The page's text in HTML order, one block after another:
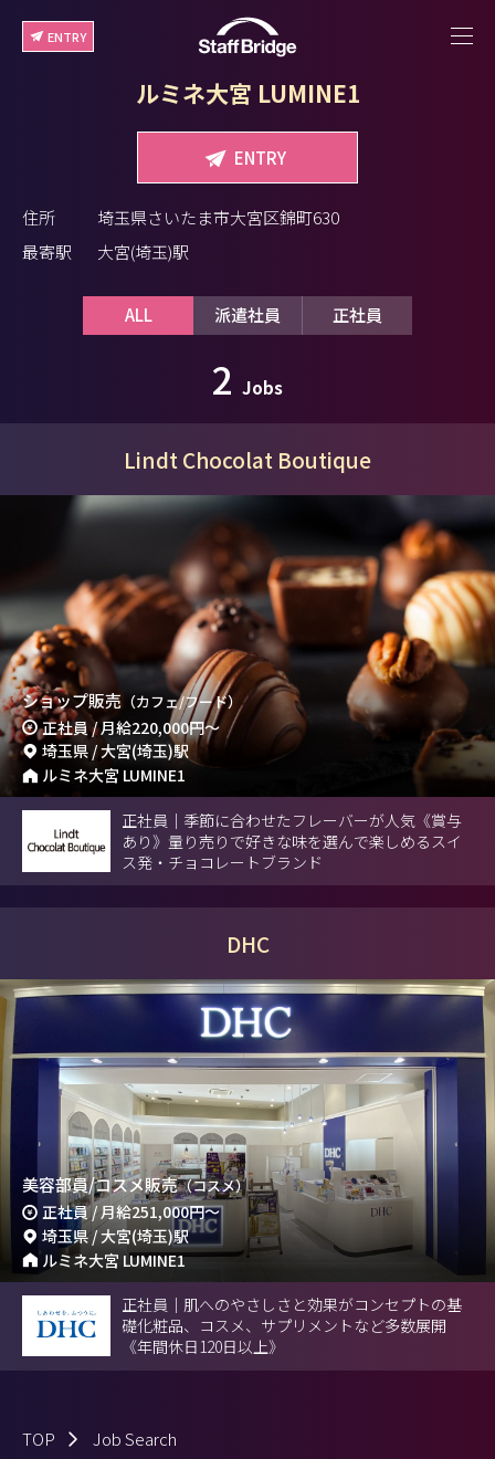
ENTRY
ルミネ大宮 LUMINE1
ENTRY
住所
埼玉県さいたま市大宮区錦町630
最寄駅
大宮(埼玉)駅
ALL 派遣社員 正社員
2 Jobs
Lindt Chocolat Boutique
ショップ販売 （カフェ/フード）
正社員 / 月給220,000円～
埼玉県 / 大宮(埼玉)駅
ルミネ大宮 LUMINE1
正社員｜季節に合わせたフレーバーが人気《賞与
あり》量り売りで好きな味を選んで楽しめるスイ
ス発・チョコレートブランド
DHC
美容部員/コスメ販売（コスメ）
正社員 / 月給251,000円～
埼玉県 / 大宮(埼玉)駅
ルミネ大宮 LUMINE1
正社員｜肌へのやさしさと効果がコンセプトの基
礎化粧品、コスメ、サプリメントなど多数展開
《年間休日120日以上》
TOP Job Search